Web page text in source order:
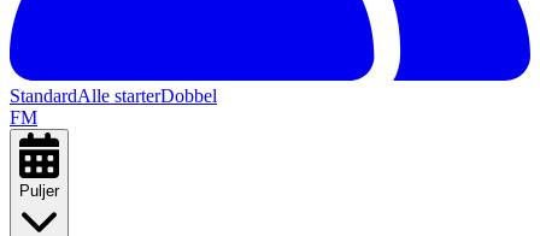
StandardAlle starterDobbel
FM
Puljer